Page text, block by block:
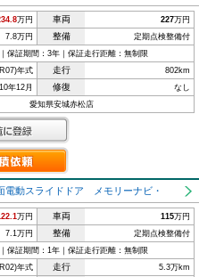
万円 車両 227万円
7.8万円 整備 定期点検整備付
保証期間：3年｜保証走行距離：無制限
年式 走行 802km
年12月 修復 なし
愛知県安城赤松店
電動スライドドア メモリーナビ・
万円 車両 115万円
7.1万円 整備 定期点検整備付
保証期間：1年｜保証走行距離：無制限
年式 走行 5.3万km